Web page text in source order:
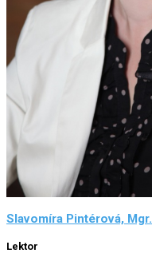
Slavomíra Pintérová, Mgr.
Lektor